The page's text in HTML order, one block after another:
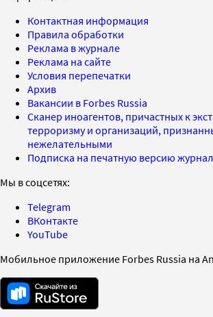
Контактная информация
Правила обработки
Реклама в журнале
Реклама на сайте
Условия перепечатки
Архив
Вакансии в Forbes Russia
Сканер иноагентов, причастных к
терроризму и организаций,
нежелательными
Подписка на печатную версию
Мы в соцсетях:
Telegram
ВКонтакте
YouTube
Мобильное приложение Forbes Russia на